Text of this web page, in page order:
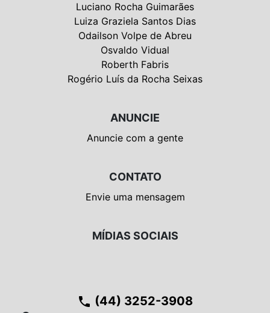
Luciano Rocha Guimarães
Luiza Graziela Santos Dias
Odailson Volpe de Abreu
Osvaldo Vidual
Roberth Fabris
Rogério Luís da Rocha Seixas
ANUNCIE
Anuncie com a gente
CONTATO
Envie uma mensagem
MÍDIAS SOCIAIS
phone (44) 3252-3908